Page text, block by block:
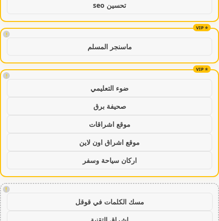
تحسين seo
!
ماسنجر المسلم
!
ضوء التعليمي
صحيفة برق
موقع اشراقات
موقع اشراق اون لاين
اركان سياحة وسفر
!
مسك الكلمات في قوقل